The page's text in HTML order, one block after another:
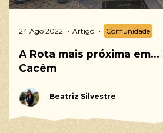
24 Ago 2022 Artigo Comunidade
A Rota mais próxima em…
Cacém
Beatriz Silvestre